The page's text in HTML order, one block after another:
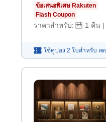
ข้อเสนอพิเศษ Rakuten
Flash Coupon
ราคาสำหรับ: 1 คืน |
ใช้คูปอง 2 ใบสำหรับ ลด